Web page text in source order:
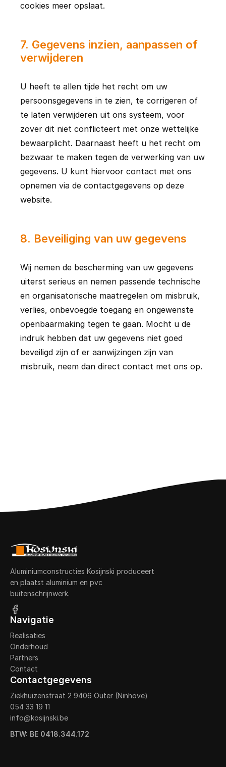
cookies meer opslaat.
7. Gegevens inzien, aanpassen of
verwijderen
U heeft te allen tijde het recht om uw
persoonsgegevens in te zien, te corrigeren of
te laten verwijderen uit ons systeem, voor
zover dit niet conflicteert met onze wettelijke
bewaarplicht. Daarnaast heeft u het recht om
bezwaar te maken tegen de verwerking van uw
gegevens. U kunt hiervoor contact met ons
opnemen via de contactgegevens op deze
website.
8. Beveiliging van uw gegevens
Wij nemen de bescherming van uw gegevens
uiterst serieus en nemen passende technische
en organisatorische maatregelen om misbruik,
verlies, onbevoegde toegang en ongewenste
openbaarmaking tegen te gaan. Mocht u de
indruk hebben dat uw gegevens niet goed
beveiligd zijn of er aanwijzingen zijn van
misbruik, neem dan direct contact met ons op.
Aluminiumconstructies Kosijnski produceert
en plaatst aluminium en pvc
buitenschrijnwerk.
Navigatie
Realisaties
Onderhoud
Partners
Contact
Contactgegevens
Ziekhuizenstraat 2 9406 Outer (Ninhove)
054 33 19 11
info@kosijnski.be
BTW: BE 0418.344.172